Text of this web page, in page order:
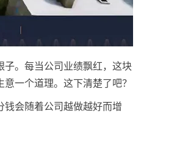
子。每当公司业绩飘红，这块
一个道理。这下清楚了吧？
钱会随着公司越做越好而增